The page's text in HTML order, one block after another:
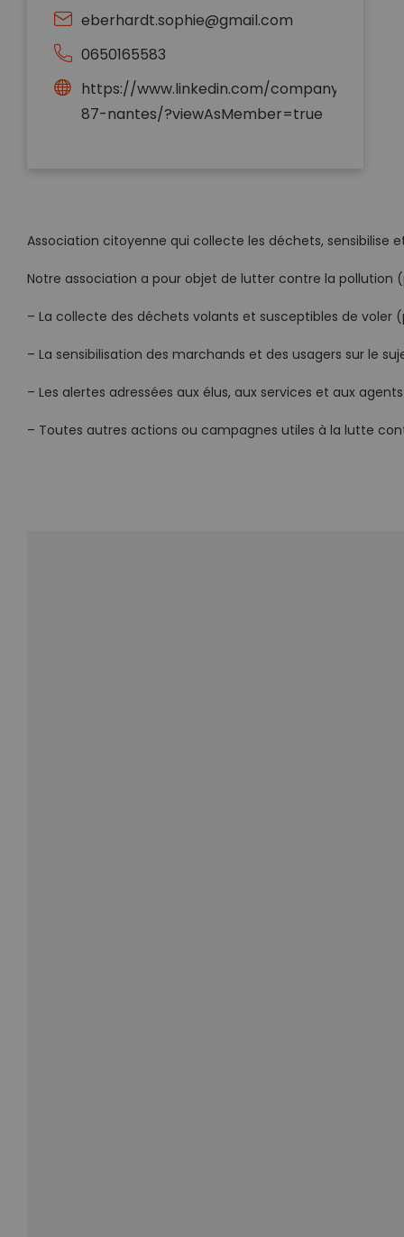
eberhardt.sophie@gmail.com
0650165583
https://www.linkedin.com/company/
87-nantes/?viewAsMember=true
Association citoyenne qui collecte les déchets, sensibilise
Notre association a pour objet de lutter contre la pollution
– La collecte des déchets volants et susceptibles de voler
– La sensibilisation des marchands et des usagers sur le
– Les alertes adressées aux élus, aux services et aux
– Toutes autres actions ou campagnes utiles à la lutte